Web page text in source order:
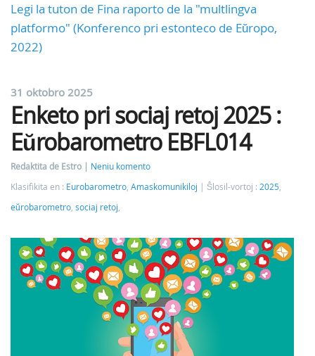
Legi la tuton de Fina raporto de la "multlingva
platformo" (Konferenco pri estonteco de Eŭropo,
2022)
31 oktobro 2025
Enketo pri sociaj retoj 2025 :
Eŭrobarometro EBFL014
Redaktita de Estro
Neniu komento
Klasifikita en : Eurobarometro, Amaskomunikiloj Ŝlosil-vortoj : 2025,
eŭrobarometro, sociaj retoj,